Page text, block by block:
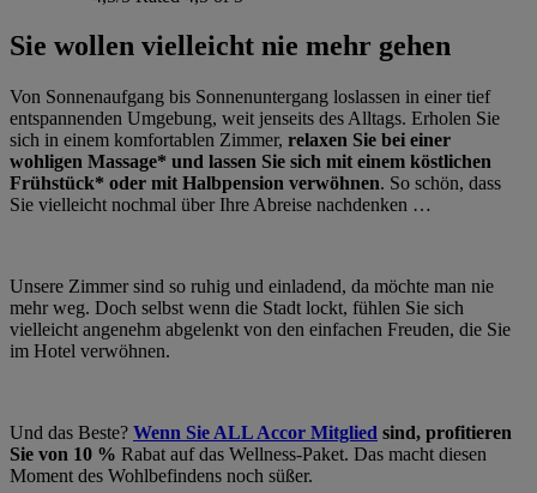
Sie wollen vielleicht nie mehr gehen
Von Sonnenaufgang bis Sonnenuntergang loslassen in einer tief
entspannenden Umgebung, weit jenseits des Alltags. Erholen Sie
sich in einem komfortablen Zimmer, relaxen Sie bei einer
wohligen Massage* und lassen Sie sich mit einem köstlichen
Frühstück* oder mit Halbpension verwöhnen. So schön, dass
Sie vielleicht nochmal über Ihre Abreise nachdenken …
Unsere Zimmer sind so ruhig und einladend, da möchte man nie
mehr weg. Doch selbst wenn die Stadt lockt, fühlen Sie sich
vielleicht angenehm abgelenkt von den einfachen Freuden, die Sie
im Hotel verwöhnen.
Und das Beste? Wenn Sie ALL Accor Mitglied sind, profitieren
Sie von 10 % Rabat auf das Wellness-Paket. Das macht diesen
Moment des Wohlbefindens noch süßer.